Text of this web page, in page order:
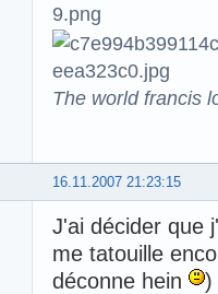
The world francis
16.11.2007 21:23:15
J'ai décider que
me tatouille
déconne hein
)